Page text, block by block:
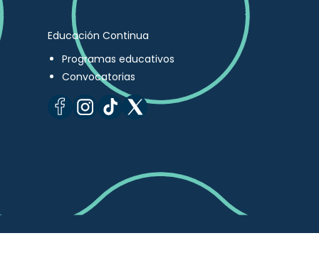
Educación Continua
Programas educativos
Convocatorias